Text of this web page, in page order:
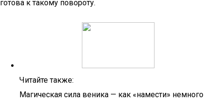
готова к такому повороту.
Читайте также:
Магическая сила веника — как «намести» немного